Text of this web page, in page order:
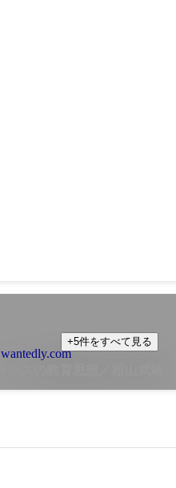
wantedly.com
+5件をすべて見る